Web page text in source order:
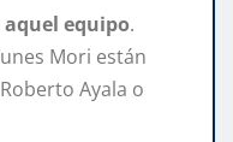
equipo.
Mori están
Ayala o